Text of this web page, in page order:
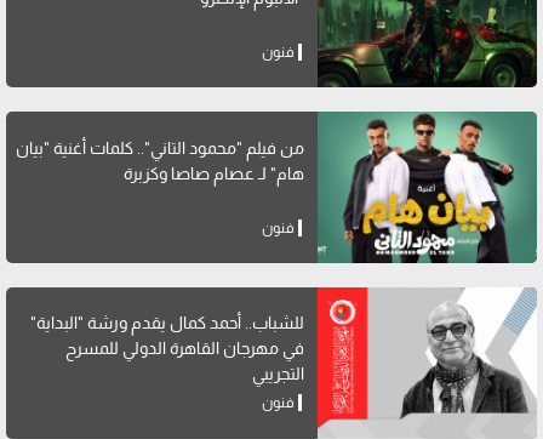
فنون
من فيلم "محمود التاني".. كلمات أغنية "بيان
هام" لـ عصام صاصا وكزبرة
فنون
للشباب.. أحمد كمال يقدم ورشة "البداية"
في مهرجان القاهرة الدولي للمسرح
التجريبي
فنون